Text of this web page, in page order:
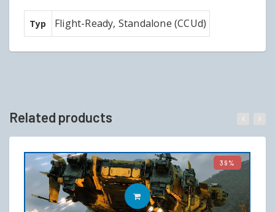
Typ Flight-Ready, Standalone (CCUd)
Related products
39%
IN DEN WARENKORB